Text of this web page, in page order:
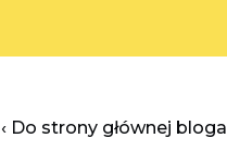
‹ Do strony głównej bloga